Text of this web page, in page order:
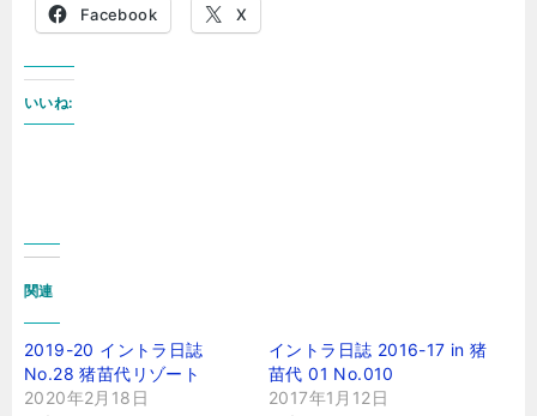
Facebook X
いいね:
関連
2019-20 イントラ日誌
No.28 猪苗代リゾート
2020年2月18日
イントラ日誌 2016-17 in 猪
苗代 01 No.010
2017年1月12日